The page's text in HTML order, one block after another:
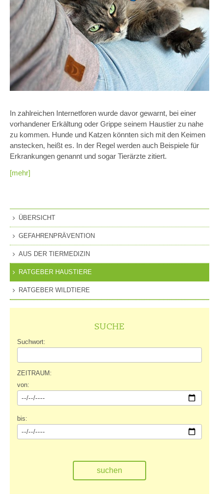
In zahlreichen Internetforen wurde davor gewarnt, bei einer
vorhandener Erkältung oder Grippe seinem Haustier zu nahe
zu kommen. Hunde und Katzen könnten sich mit den Keimen
anstecken, heißt es. In der Regel werden auch Beispiele für
Erkrankungen genannt und sogar Tierärzte zitiert.
[mehr]
ÜBERSICHT
GEFAHRENPRÄVENTION
AUS DER TIERMEDIZIN
RATGEBER HAUSTIERE
RATGEBER WILDTIERE
SUCHE
Suchwort:
ZEITRAUM:
von:
bis: